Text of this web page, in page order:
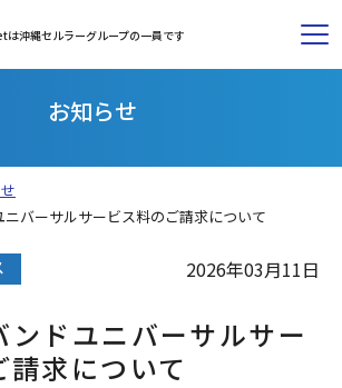
は沖縄セルラーグループの一員です
お知らせ
バーサルサービス料のご請求について
2026年03月11日
ンドユニバーサルサー
請求について